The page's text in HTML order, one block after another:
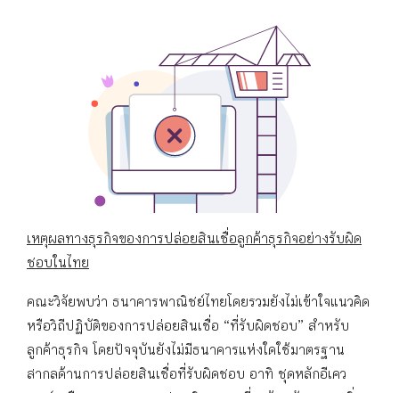
เหตุผลทางธุรกิจของการปล่อยสินเชื่อลูกค้าธุรกิจอย่างรับผิด
ชอบในไทย
คณะวิจัยพบว่า ธนาคารพาณิชย์ไทยโดยรวมยังไม่เข้าใจแนวคิด
หรือวิถีปฏิบัติของการปล่อยสินเชื่อ “ที่รับผิดชอบ” สำหรับ
ลูกค้าธุรกิจ โดยปัจจุบันยังไม่มีธนาคารแห่งใดใช้มาตรฐาน
สากลด้านการปล่อยสินเชื่อที่รับผิดชอบ อาทิ ชุดหลักอีเคว